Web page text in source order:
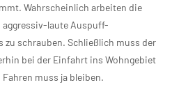
Wahrscheinlich arbeiten die
aggressiv-laute Auspuff-
zu schrauben. Schließlich muss der
bei der Einfahrt ins Wohngebiet
muss ja bleiben.